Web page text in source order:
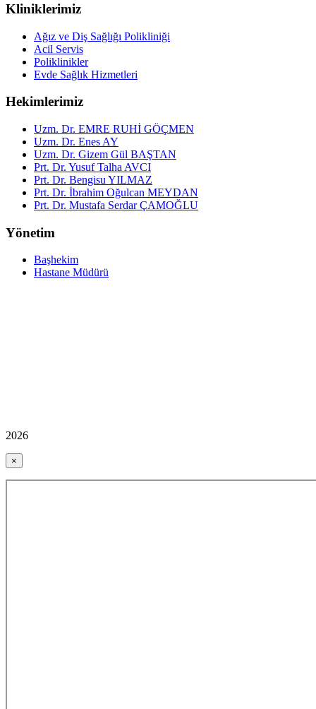
Kliniklerimiz
Ağız ve Diş Sağlığı Polikliniği
Acil Servis
Poliklinikler
Evde Sağlık Hizmetleri
Hekimlerimiz
Uzm. Dr. EMRE RUHİ GÖÇMEN
Uzm. Dr. Enes AY
Uzm. Dr. Gizem Gül BAŞTAN
Prt. Dr. Yusuf Talha AVCI
Prt. Dr. Bengisu YILMAZ
Prt. Dr. İbrahim Oğulcan MEYDAN
Prt. Dr. Mustafa Serdar ÇAMOĞLU
Yönetim
Başhekim
Hastane Müdürü
2026
×